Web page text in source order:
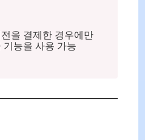
을 결제한 경우에만
기능을 사용 가능